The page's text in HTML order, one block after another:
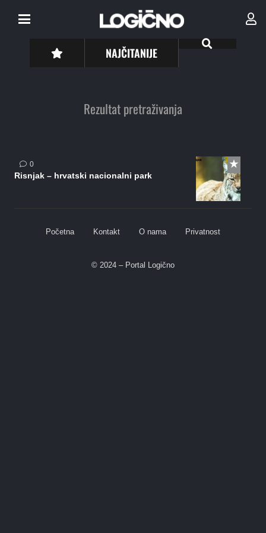
NAJČITANIJE
Rezultat pretraživanja
0
Risnjak – hrvatski nacionalni park
Početna Kontakt O nama Privatnost
© 2024 – Portal Logično